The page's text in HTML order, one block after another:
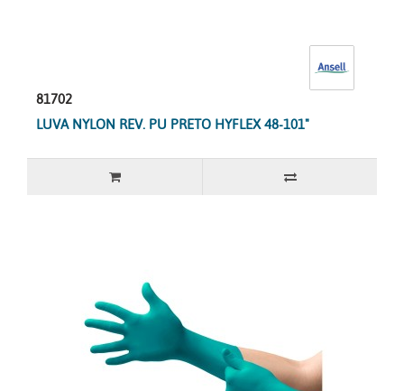
81702
LUVA NYLON REV. PU PRETO HYFLEX 48-101"